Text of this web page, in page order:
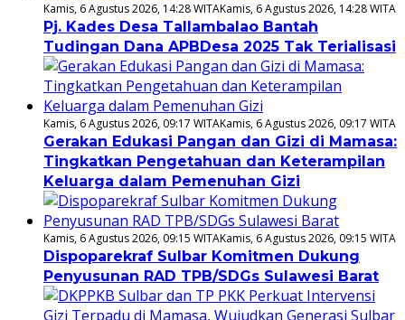
Kamis, 6 Agustus 2026, 14:28 WITAKamis, 6 Agustus 2026, 14:28 WITA
Pj. Kades Desa Tallambalao Bantah
Tudingan Dana APBDesa 2025 Tak Terialisasi
Kamis, 6 Agustus 2026, 09:17 WITAKamis, 6 Agustus 2026, 09:17 WITA
Gerakan Edukasi Pangan dan Gizi di Mamasa:
Tingkatkan Pengetahuan dan Keterampilan
Keluarga dalam Pemenuhan Gizi
Kamis, 6 Agustus 2026, 09:15 WITAKamis, 6 Agustus 2026, 09:15 WITA
Dispoparekraf Sulbar Komitmen Dukung
Penyusunan RAD TPB/SDGs Sulawesi Barat